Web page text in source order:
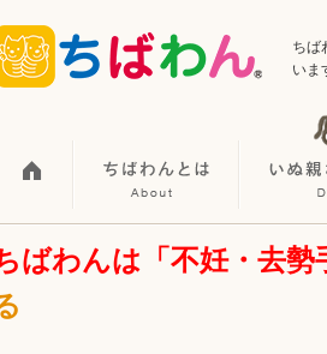
ちば
いま
ばわんは「不妊・去勢